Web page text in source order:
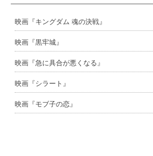
映画『キングダム 魂の決戦』
映画『黒牢城』
映画『急に具合が悪くなる』
映画『シラート』
映画『モブ子の恋』